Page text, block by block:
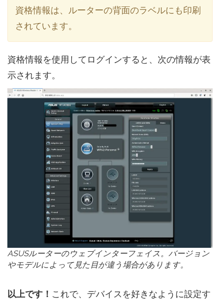
資格情報は、ルーターの背面のラベルにも印刷
されています。
資格情報を使用してログインすると、次の情報が表
示されます。
ASUSルーターのウェブインターフェイス。バージョン
やモデルによって見た目が違う場合があります。
以上です！ これで、デバイスを好きなように設定す